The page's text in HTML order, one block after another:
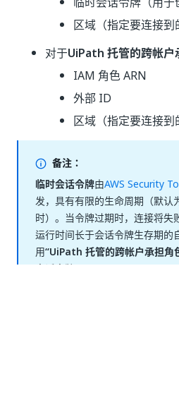
区域（指定要连接到
对于UiPath 托管的跨帐户
IAM 角色 ARN
外部 ID
区域（指定要连接到
备注：
临时会话令牌由AWS Security
发，具有有限的生命周期（默认
时）。当令牌过期时，连接将失
运行时间长于会话令牌生存期的
用“UiPath 托管的跨帐户承担角
会话令牌。